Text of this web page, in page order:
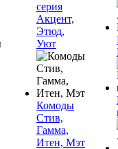
серия
Акцент,
Этюд,
Уют
Комоды
Стив,
Гамма,
Итен, Мэт